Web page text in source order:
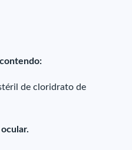
de cloridrato de